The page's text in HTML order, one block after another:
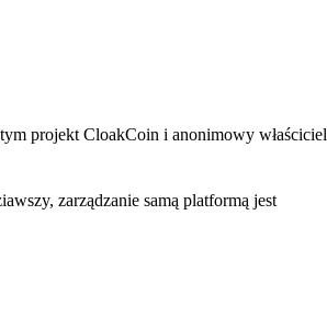
projekt CloakCoin i anonimowy właściciel
zarządzanie samą platformą jest